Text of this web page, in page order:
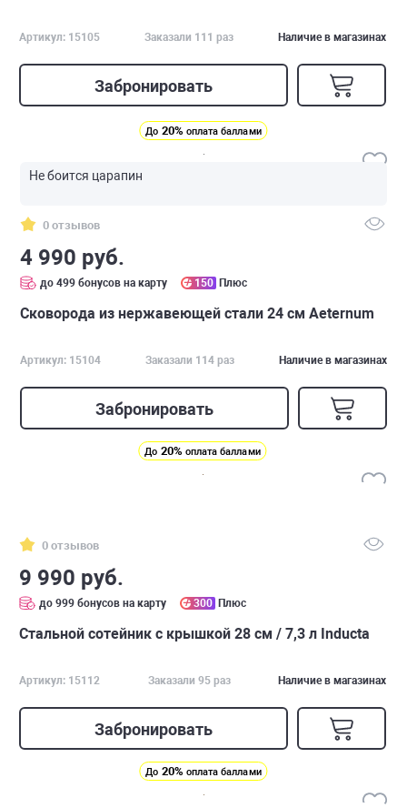
Артикул: 15105 Заказали 111 раз Наличие в магазинах
Забронировать
До 20% оплата баллами
Не боится царапин
0 отзывов
4 990 руб.
до 499 бонусов на карту 150 Плюс
Сковорода из нержавеющей стали 24 см Аeternum
Артикул: 15104 Заказали 114 раз Наличие в магазинах
Забронировать
До 20% оплата баллами
0 отзывов
9 990 руб.
до 999 бонусов на карту 300 Плюс
Стальной сотейник с крышкой 28 см / 7,3 л Inducta
Артикул: 15112 Заказали 95 раз Наличие в магазинах
Забронировать
До 20% оплата баллами